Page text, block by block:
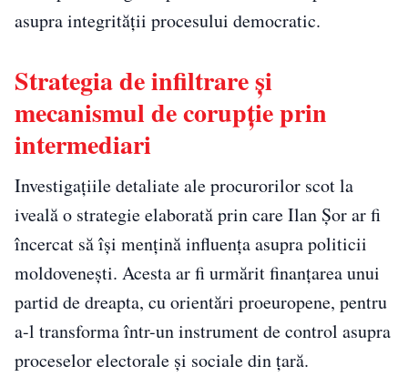
asupra integrității procesului democratic.
Strategia de infiltrare și
mecanismul de corupție prin
intermediari
Investigațiile detaliate ale procurorilor scot la
iveală o strategie elaborată prin care Ilan Șor ar fi
încercat să își mențină influența asupra politicii
moldovenești. Acesta ar fi urmărit finanțarea unui
partid de dreapta, cu orientări proeuropene, pentru
a-l transforma într-un instrument de control asupra
proceselor electorale și sociale din țară.